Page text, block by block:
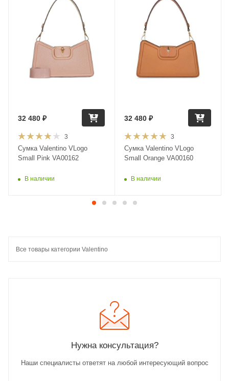
3
Сумка Valentino VLogo
Small Pink VA00162
В наличии
32 480 ₽
3
Сумка Valentino VLogo
Small Orange VA00160
В наличии
32 480 ₽
Все товары категории Valentino
Нужна консультация?
Наши специалисты ответят на любой интересующий вопрос